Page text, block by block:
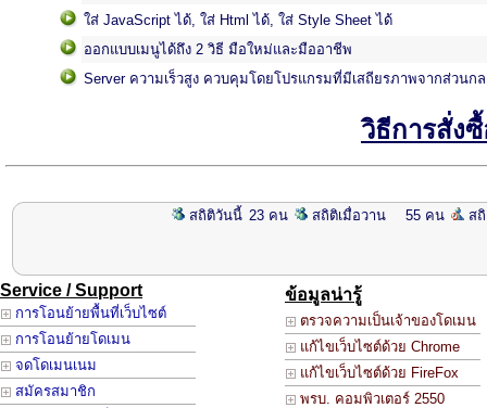
ใส่ JavaScript ได้, ใส่ Html ได้, ใส่ Style Sheet ได้
ออกแบบเมนูได้ถึง 2 วิธี มือใหม่และมืออาชีพ
Server ความเร็วสูง ควบคุมโดยโปรแกรมที่มีเสถียรภาพจากส่วนก
วิธีการสั่งซื้
สถิติวันนี้ 23 คน สถิติเมื่อวาน 55 คน ส
Service / Support
การโอนย้ายพื้นที่เว็บไซต์
การโอนย้ายโดเมน
จดโดเมนเนม
สมัครสมาชิก
ข้อมูลน่ารู้
ตรวจความเป็นเจ้าของโดเมน
แก้ไขเว็บไซต์ด้วย Chrome
แก้ไขเว็บไซต์ด้วย FireFox
พรบ. คอมพิวเตอร์ 2550